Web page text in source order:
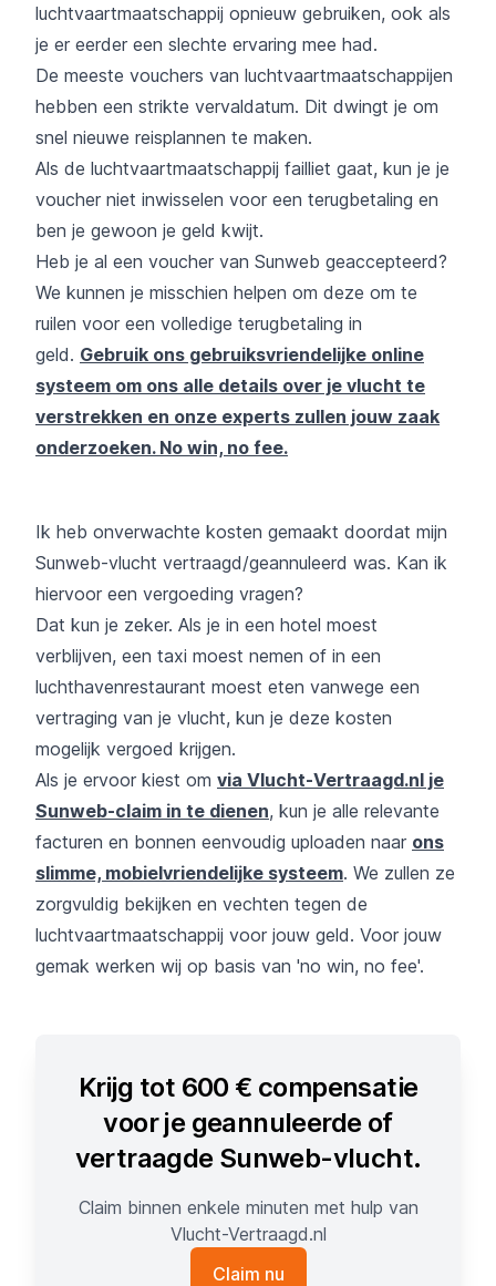
luchtvaartmaatschappij opnieuw gebruiken, ook als
je er eerder een slechte ervaring mee had.
De meeste vouchers van luchtvaartmaatschappijen
hebben een strikte vervaldatum. Dit dwingt je om
snel nieuwe reisplannen te maken.
Als de luchtvaartmaatschappij failliet gaat, kun je je
voucher niet inwisselen voor een terugbetaling en
ben je gewoon je geld kwijt.
Heb je al een voucher van Sunweb geaccepteerd?
We kunnen je misschien helpen om deze om te
ruilen voor een volledige terugbetaling in
geld. Gebruik ons gebruiksvriendelijke online
systeem om ons alle details over je vlucht te
verstrekken en onze experts zullen jouw zaak
onderzoeken. No win, no fee.
Ik heb onverwachte kosten gemaakt doordat mijn
Sunweb-vlucht vertraagd/geannuleerd was. Kan ik
hiervoor een vergoeding vragen?
Dat kun je zeker. Als je in een hotel moest
verblijven, een taxi moest nemen of in een
luchthavenrestaurant moest eten vanwege een
vertraging van je vlucht, kun je deze kosten
mogelijk vergoed krijgen.
Als je ervoor kiest om via Vlucht-Vertraagd.nl je
Sunweb-claim in te dienen, kun je alle relevante
facturen en bonnen eenvoudig uploaden naar ons
slimme, mobielvriendelijke systeem. We zullen ze
zorgvuldig bekijken en vechten tegen de
luchtvaartmaatschappij voor jouw geld. Voor jouw
gemak werken wij op basis van 'no win, no fee'.
Krijg tot 600 € compensatie
voor je geannuleerde of
vertraagde Sunweb-vlucht.
Claim binnen enkele minuten met hulp van
Vlucht-Vertraagd.nl
Claim nu